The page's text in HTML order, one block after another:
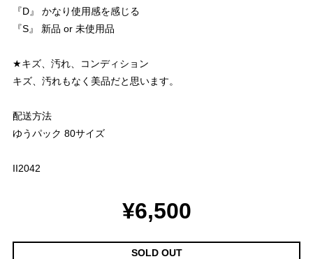
『D』 かなり使用感を感じる
『S』 新品 or 未使用品
★キズ、汚れ、コンディション
キズ、汚れもなく美品だと思います。
配送方法
ゆうパック 80サイズ
II2042
¥6,500
SOLD OUT